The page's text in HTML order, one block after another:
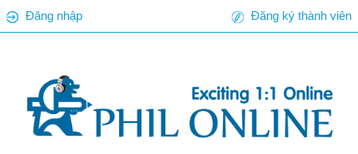
Đăng nhập Đăng ký thành viên